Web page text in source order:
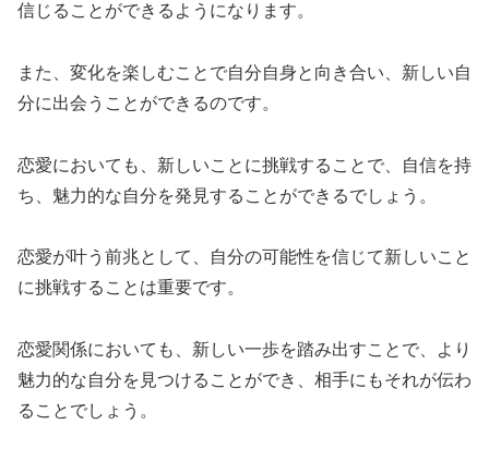
信じることができるようになります。
また、変化を楽しむことで自分自身と向き合い、新しい自
分に出会うことができるのです。
恋愛においても、新しいことに挑戦することで、自信を持
ち、魅力的な自分を発見することができるでしょう。
恋愛が叶う前兆として、自分の可能性を信じて新しいこと
に挑戦することは重要です。
恋愛関係においても、新しい一歩を踏み出すことで、より
魅力的な自分を見つけることができ、相手にもそれが伝わ
ることでしょう。